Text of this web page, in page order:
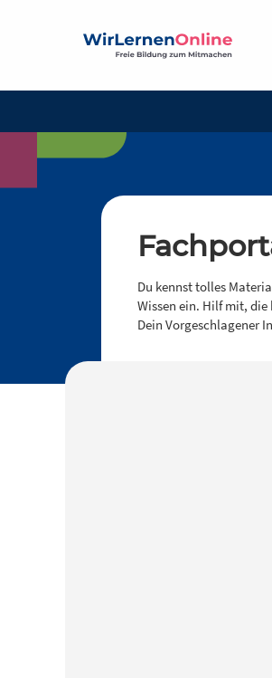
Du kennst tolles
Wissen ein. Hilf mit,
Dein Vorgeschlagener